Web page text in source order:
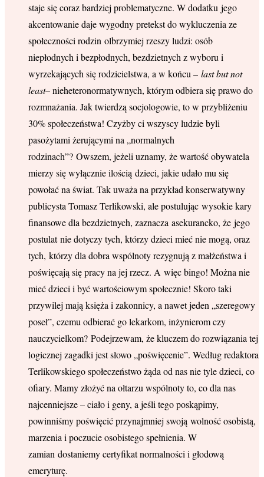
staje się coraz bardziej problematyczne. W dodatku jego
akcentowanie daje wygodny pretekst do wykluczenia ze
społeczności rodzin olbrzymiej rzeszy ludzi: osób
niepłodnych i bezpłodnych, bezdzietnych z wyboru i
wyrzekających się rodzicielstwa, a w końcu – last but not
least– nieheteronormatywnych, którym odbiera się prawo do
rozmnażania. Jak twierdzą socjologowie, to w przybliżeniu
30% społeczeństwa! Czyżby ci wszyscy ludzie byli
pasożytami żerującymi na „normalnych
rodzinach”? Owszem, jeżeli uznamy, że wartość obywatela
mierzy się wyłącznie ilością dzieci, jakie udało mu się
powołać na świat. Tak uważa na przykład konserwatywny
publicysta Tomasz Terlikowski, ale postulując wysokie kary
finansowe dla bezdzietnych, zaznacza asekurancko, że jego
postulat nie dotyczy tych, którzy dzieci mieć nie mogą, oraz
tych, którzy dla dobra wspólnoty rezygnują z małżeństwa i
poświęcają się pracy na jej rzecz. A więc bingo! Można nie
mieć dzieci i być wartościowym społecznie! Skoro taki
przywilej mają księża i zakonnicy, a nawet jeden „szeregowy
poseł”, czemu odbierać go lekarkom, inżynierom czy
nauczycielkom? Podejrzewam, że kluczem do rozwiązania tej
logicznej zagadki jest słowo „poświęcenie”. Według redaktora
Terlikowskiego społeczeństwo żąda od nas nie tyle dzieci, co
ofiary. Mamy złożyć na ołtarzu wspólnoty to, co dla nas
najcenniejsze – ciało i geny, a jeśli tego poskąpimy,
powinniśmy poświęcić przynajmniej swoją wolność osobistą,
marzenia i poczucie osobistego spełnienia. W
zamian dostaniemy certyfikat normalności i głodową
emeryturę.